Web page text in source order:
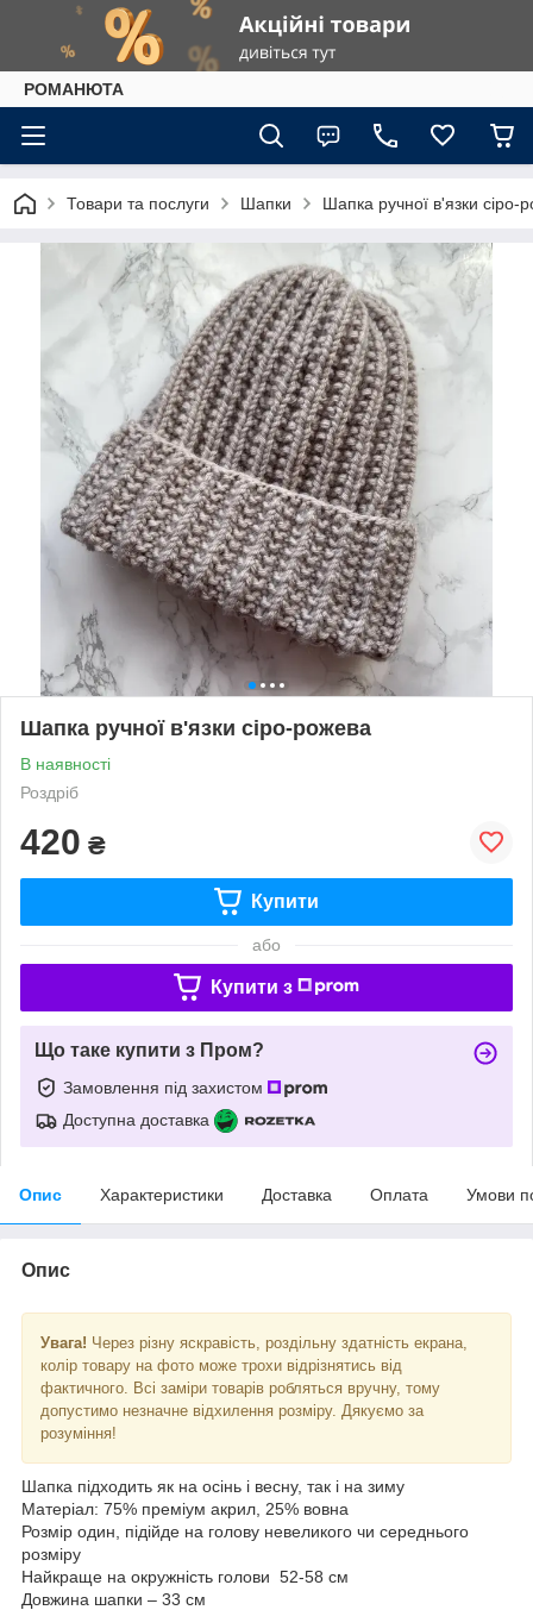
РОМАНЮТА
Товари та послуги Шапки Шапка ручної в'язки сіро-
Шапка ручної в'язки сіро-рожева
В наявності
Роздріб
420 ₴
Купити
або
Купити з
Що таке купити з Пром?
Замовлення під захистом
Доступна доставка
Опис Характеристики Доставка Оплата Умови
Опис
Увага! Через різну яскравість, роздільну здатність екрана,
колір товару на фото може трохи відрізнятись від
фактичного. Всі заміри товарів робляться вручну, тому
допустимо незначне відхилення розміру. Дякуємо за
розуміння!
Шапка підходить як на осінь і весну, так і на зиму
Матеріал: 75% преміум акрил, 25% вовна
Розмір один, підійде на голову невеликого чи середнього
розміру
Найкраще на окружність голови 52-58 см
Довжина шапки – 33 см